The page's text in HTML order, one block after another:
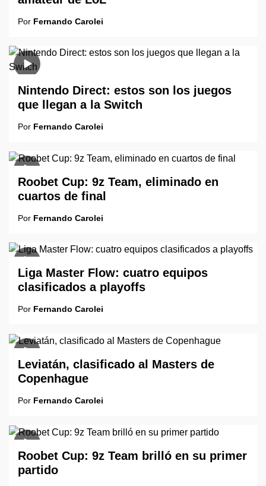
Por Fernando Carolei
Nintendo Direct: estos son los juegos
que llegan a la Switch
Por Fernando Carolei
Roobet Cup: 9z Team, eliminado en
cuartos de final
Por Fernando Carolei
Liga Master Flow: cuatro equipos
clasificados a playoffs
Por Fernando Carolei
Leviatán, clasificado al Masters de
Copenhague
Por Fernando Carolei
Roobet Cup: 9z Team brilló en su primer
partido